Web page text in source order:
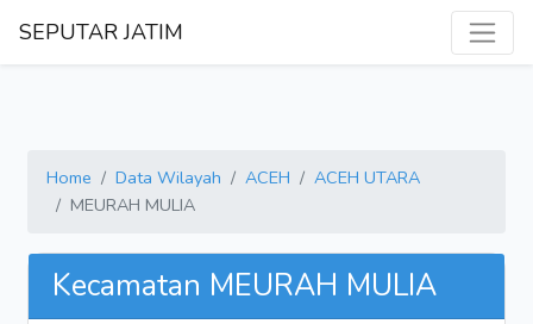
SEPUTAR JATIM
Home Data Wilayah ACEH
ACEH UTARA
MEURAH MULIA
Kecamatan MEURAH MULIA